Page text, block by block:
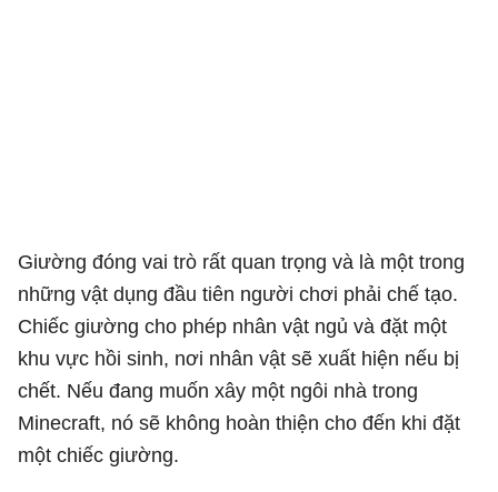
Giường đóng vai trò rất quan trọng và là một trong
những vật dụng đầu tiên người chơi phải chế tạo.
Chiếc giường cho phép nhân vật ngủ và đặt một
khu vực hồi sinh, nơi nhân vật sẽ xuất hiện nếu bị
chết. Nếu đang muốn xây một ngôi nhà trong
Minecraft, nó sẽ không hoàn thiện cho đến khi đặt
một chiếc giường.